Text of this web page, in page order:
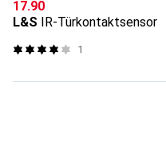
CHF
17.90
L&S IR-Türkontaktsensor
1